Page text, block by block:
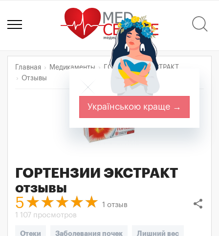
Главная Медикаменты
ГОРТЕНЗИИ ЭКСТРАКТ
Отзывы
ГОРТЕНЗИИ ЭКСТРАКТ
отзывы
share
5 1 отзыв
1 107 просмотров
Отеки Заболевания почек Лишний вес
Українською краще →